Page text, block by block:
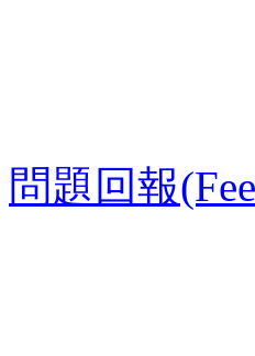
問題回報